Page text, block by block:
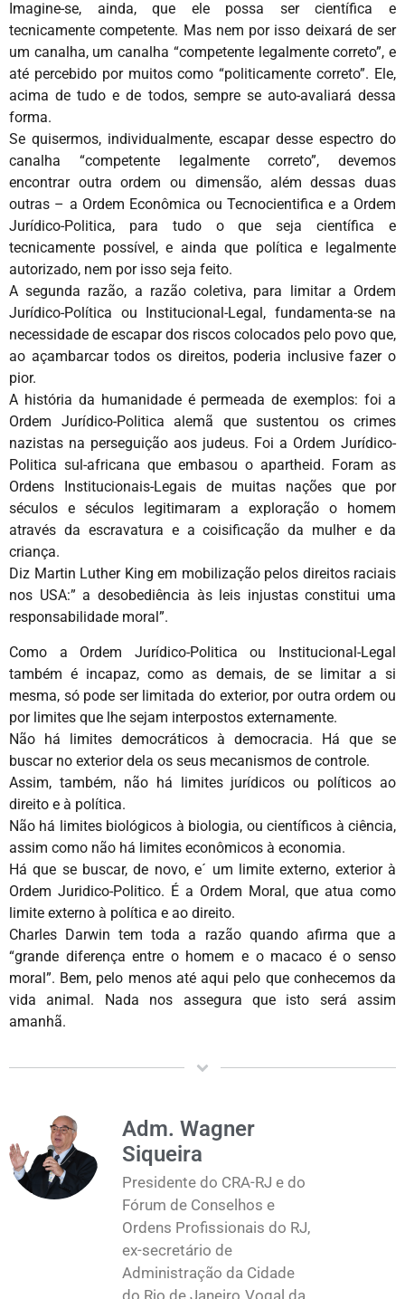
Imagine-se, ainda, que ele possa ser científica e
tecnicamente competente. Mas nem por isso deixará de ser
um canalha, um canalha “competente legalmente correto”, e
até percebido por muitos como “politicamente correto”. Ele,
acima de tudo e de todos, sempre se auto-avaliará dessa
forma.
Se quisermos, individualmente, escapar desse espectro do
canalha “competente legalmente correto”, devemos
encontrar outra ordem ou dimensão, além dessas duas
outras – a Ordem Econômica ou Tecnocientifica e a Ordem
Jurídico-Politica, para tudo o que seja científica e
tecnicamente possível, e ainda que política e legalmente
autorizado, nem por isso seja feito.
A segunda razão, a razão coletiva, para limitar a Ordem
Jurídico-Política ou Institucional-Legal, fundamenta-se na
necessidade de escapar dos riscos colocados pelo povo que,
ao açambarcar todos os direitos, poderia inclusive fazer o
pior.
A história da humanidade é permeada de exemplos: foi a
Ordem Jurídico-Politica alemã que sustentou os crimes
nazistas na perseguição aos judeus. Foi a Ordem Jurídico-
Politica sul-africana que embasou o apartheid. Foram as
Ordens Institucionais-Legais de muitas nações que por
séculos e séculos legitimaram a exploração o homem
através da escravatura e a coisificação da mulher e da
criança.
Diz Martin Luther King em mobilização pelos direitos raciais
nos USA:” a desobediência às leis injustas constitui uma
responsabilidade moral”.
Como a Ordem Jurídico-Politica ou Institucional-Legal
também é incapaz, como as demais, de se limitar a si
mesma, só pode ser limitada do exterior, por outra ordem ou
por limites que lhe sejam interpostos externamente.
Não há limites democráticos à democracia. Há que se
buscar no exterior dela os seus mecanismos de controle.
Assim, também, não há limites jurídicos ou políticos ao
direito e à política.
Não há limites biológicos à biologia, ou científicos à ciência,
assim como não há limites econômicos à economia.
Há que se buscar, de novo, e´ um limite externo, exterior à
Ordem Juridico-Politico. É a Ordem Moral, que atua como
limite externo à política e ao direito.
Charles Darwin tem toda a razão quando afirma que a
“grande diferença entre o homem e o macaco é o senso
moral”. Bem, pelo menos até aqui pelo que conhecemos da
vida animal. Nada nos assegura que isto será assim
amanhã.
Adm. Wagner
Siqueira
Presidente do CRA-RJ e do
Fórum de Conselhos e
Ordens Profissionais do RJ,
ex-secretário de
Administração da Cidade